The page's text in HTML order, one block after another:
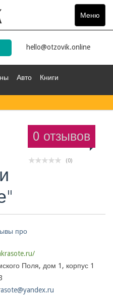
Меню
Toggle
hello@otzovik.online
Авто Книги
0 отзывов
(0)
Поля, дом 1, корпус 1